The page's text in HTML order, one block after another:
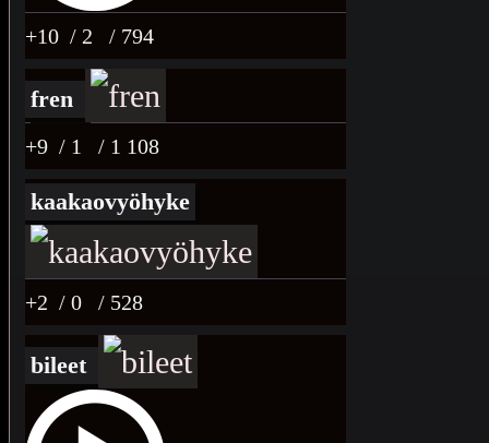
+10 / 2 / 794
fren
+9 / 1 / 1 108
kaakaovyöhyke
+2 / 0 / 528
bileet